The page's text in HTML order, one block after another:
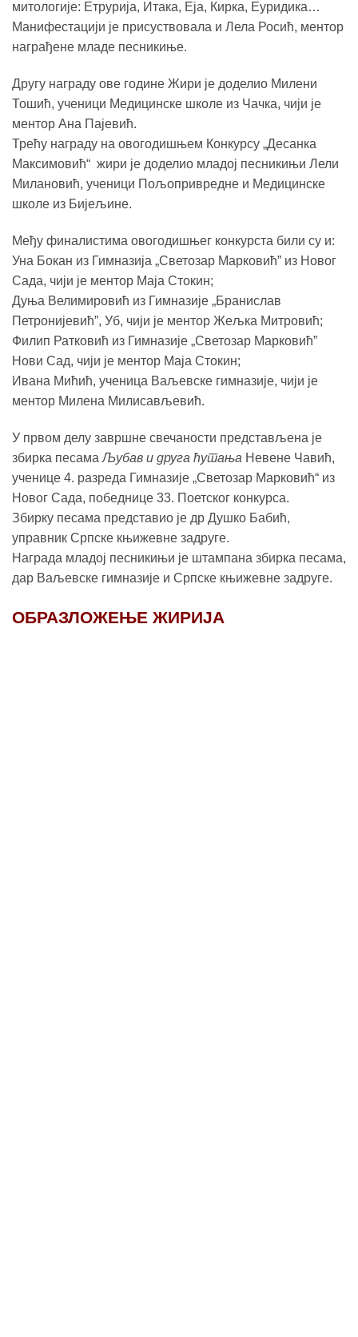
митологије: Етрурија, Итака, Еја, Кирка, Еуридика…
Манифестацији је присуствовала и Лела Росић, ментор
награђене младе песникиње.
Другу награду ове године Жири је доделио Милени
Тошић, ученици Медицинске школе из Чачка, чији је
ментор Ана Пајевић.
Трећу награду на овогодишњем Конкурсу „Десанка
Максимовић“ жири је доделио младој песникињи Лели
Милановић, ученици Пољопривредне и Медицинске
школе из Бијељине.
Међу финалистима овогодишњег конкурста били су и:
Уна Бокан из Гимназија „Светозар Марковић” из Новог
Сада, чији је ментор Маја Стокин;
Дуња Велимировић из Гимназије „Бранислав
Петронијевић”, Уб, чији је ментор Жељка Митровић;
Филип Ратковић из Гимназије „Светозар Марковић”
Нови Сад, чији је ментор Маја Стокин;
Ивана Мићић, ученица Ваљевске гимназије, чији је
ментор Милена Милисављевић.
У првом делу завршне свечаности представљена је
збирка песамаЉубав и друга ћутања Невене Чавић,
ученице 4. разреда Гимназије „Светозар Марковић“ из
Новог Сада, победнице 33. Поетског конкурса.
Збирку песама представио је др Душко Бабић,
управник Српске књижевне задруге.
Награда младој песникињи је штампана збирка песама,
дар Ваљевске гимназије и Српске књижевне задруге.
ОБРАЗЛОЖЕЊЕ ЖИРИЈА